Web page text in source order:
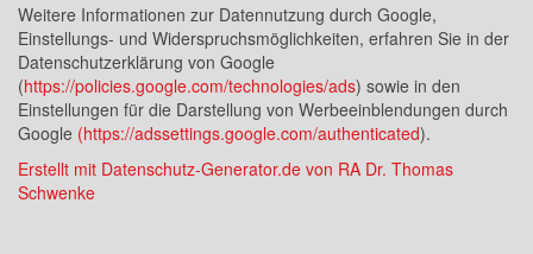
Weitere Informationen zur Datennutzung durch Google,
Einstellungs- und Widerspruchsmöglichkeiten, erfahren Sie in der
Datenschutzerklärung von Google
(https://policies.google.com/technologies/ads) sowie in den
Einstellungen für die Darstellung von Werbeeinblendungen durch
Google (https://adssettings.google.com/authenticated).
Erstellt mit Datenschutz-Generator.de von RA Dr. Thomas
Schwenke